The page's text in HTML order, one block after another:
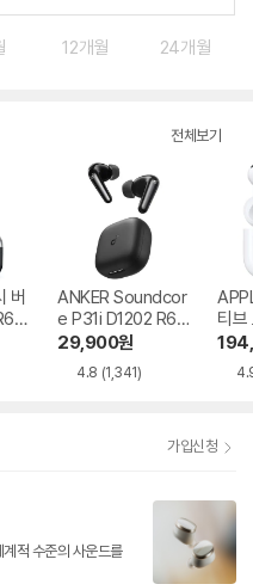
12개월 24개월
전체보기
버
ANKER Soundcor
e P31i D1202 R60
i NC
29,900원
4.8 (1,341)
티브
가입신청
적 수준의 사운드를